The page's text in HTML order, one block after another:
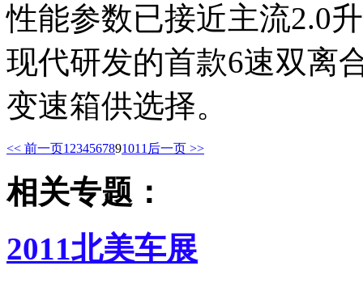
性能参数已接近主流2.0
现代研发的首款6速双离
变速箱供选择。
<< 前一页1 234567891011 后一页 >>
相关专题：
2011北美车展